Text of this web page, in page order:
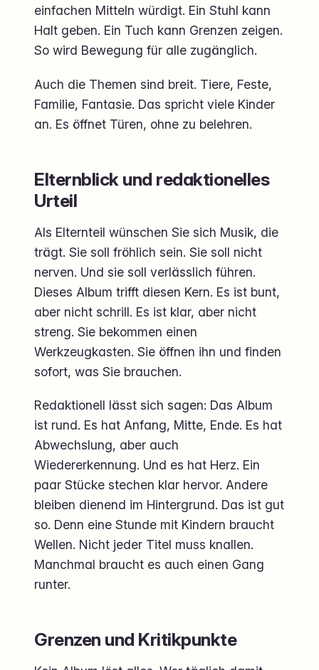
einfachen Mitteln würdigt. Ein Stuhl kann
Halt geben. Ein Tuch kann Grenzen zeigen.
So wird Bewegung für alle zugänglich.
Auch die Themen sind breit. Tiere, Feste,
Familie, Fantasie. Das spricht viele Kinder
an. Es öffnet Türen, ohne zu belehren.
Elternblick und redaktionelles
Urteil
Als Elternteil wünschen Sie sich Musik, die
trägt. Sie soll fröhlich sein. Sie soll nicht
nerven. Und sie soll verlässlich führen.
Dieses Album trifft diesen Kern. Es ist bunt,
aber nicht schrill. Es ist klar, aber nicht
streng. Sie bekommen einen
Werkzeugkasten. Sie öffnen ihn und finden
sofort, was Sie brauchen.
Redaktionell lässt sich sagen: Das Album
ist rund. Es hat Anfang, Mitte, Ende. Es hat
Abwechslung, aber auch
Wiedererkennung. Und es hat Herz. Ein
paar Stücke stechen klar hervor. Andere
bleiben dienend im Hintergrund. Das ist gut
so. Denn eine Stunde mit Kindern braucht
Wellen. Nicht jeder Titel muss knallen.
Manchmal braucht es auch einen Gang
runter.
Grenzen und Kritikpunkte